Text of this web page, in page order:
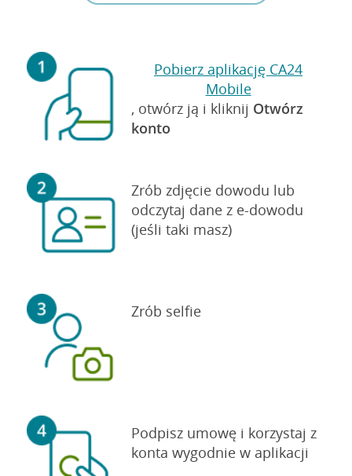
Pobierz aplikację CA24
Mobile
, otwórz ją i kliknij Otwórz
konto
Zrób zdjęcie dowodu lub
odczytaj dane z e-dowodu
(jeśli taki masz)
Zrób selfie
Podpisz umowę i korzystaj z
konta wygodnie w aplikacji